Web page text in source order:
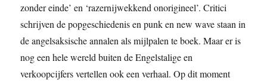
zonder einde’ en ‘razernijwekkend onorigineel’. Critici
schrijven de popgeschiedenis en punk en new wave staan in
de angelsaksische annalen als mijlpalen te boek. Maar er is
nog een hele wereld buiten de Engelstalige en
verkoopcijfers vertellen ook een verhaal. Op dit moment